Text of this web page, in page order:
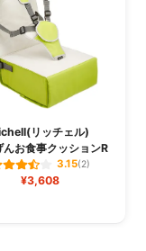
リッチェル)
んお食事クッションR
3.15(2)
¥3,608